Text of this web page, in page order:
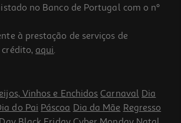
Q.1342 Led Screen Preto
no Banco de Portugal com o nº
à prestação de serviços de
aqui.
Vinhos e Enchidos Carnaval Dia
do Pai Páscoa Dia da Mãe Regresso